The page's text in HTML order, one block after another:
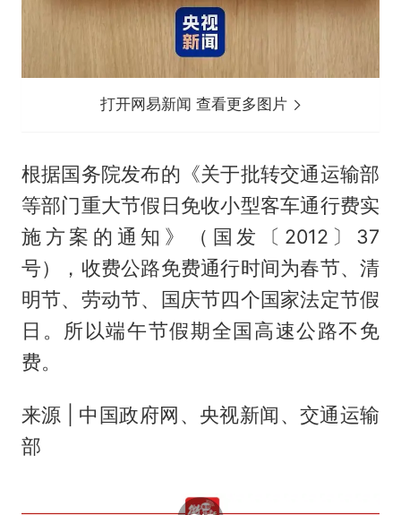
打开网易新闻 查看更多图片
根据国务院发布的《关于批转交通运输部
等部门重大节假日免收小型客车通行费实
施方案的通知》（国发〔2012〕37
号），收费公路免费通行时间为春节、清
明节、劳动节、国庆节四个国家法定节假
日。所以端午节假期全国高速公路不免
费。
来源 | 中国政府网、央视新闻、交通运输
部